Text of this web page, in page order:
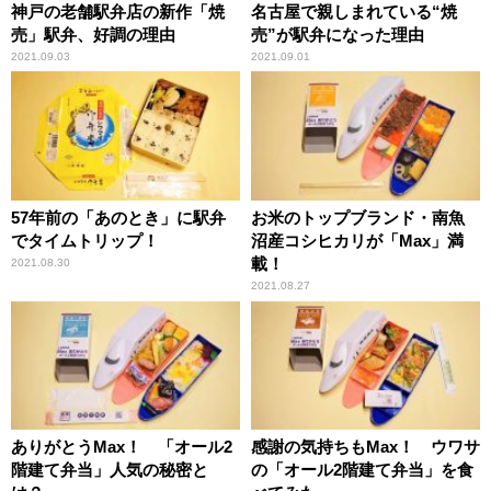
神戸の老舗駅弁店の新作「焼
売」駅弁、好調の理由
2021.09.03
名古屋で親しまれている“焼
売”が駅弁になった理由
2021.09.01
57年前の「あのとき」に駅弁
でタイムトリップ！
2021.08.30
お米のトップブランド・南魚
沼産コシヒカリが「Max」満
載！
2021.08.27
ありがとうMax！ 「オール2
階建て弁当」人気の秘密と
感謝の気持ちもMax！ ウワサ
の「オール2階建て弁当」を食